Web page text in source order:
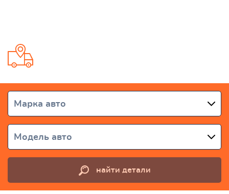
Марка авто
Модель авто
найти детали